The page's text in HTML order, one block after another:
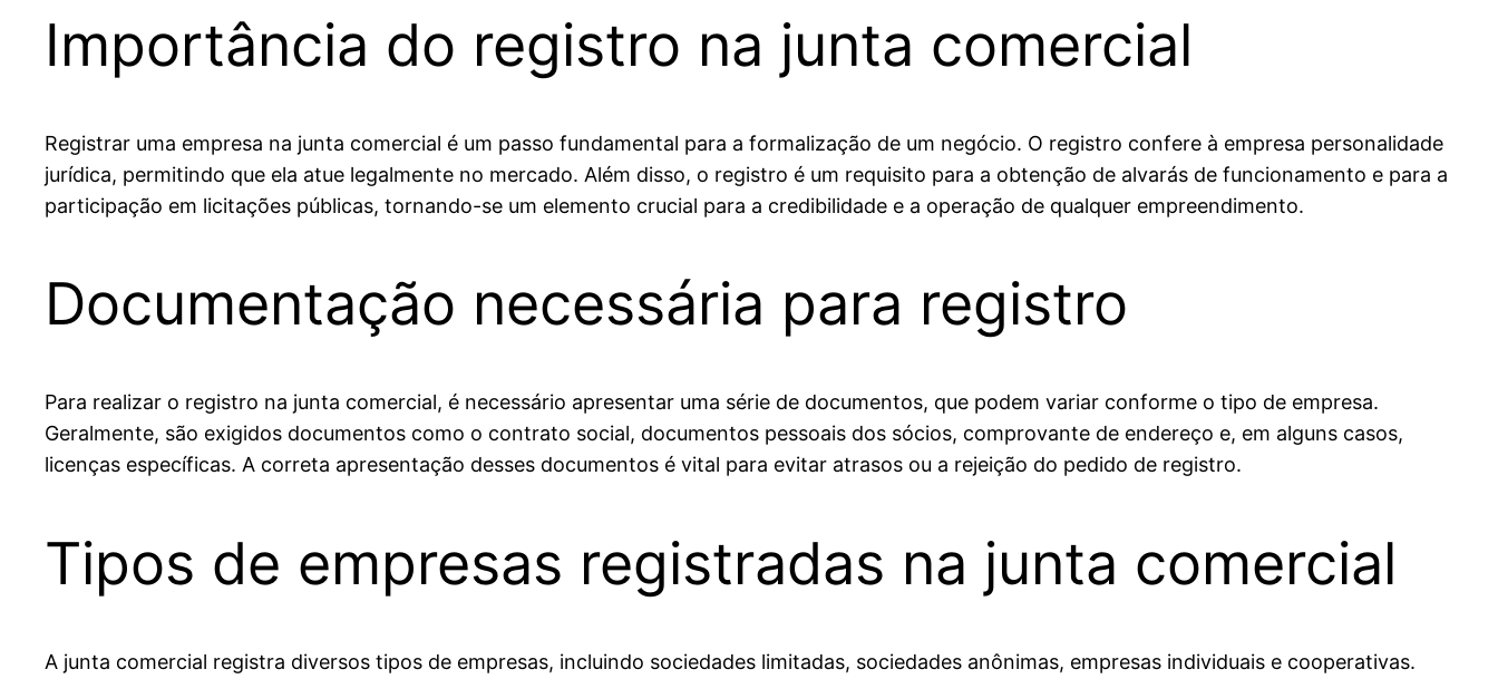
Importância do registro na junta comercial
Registrar uma empresa na junta comercial é um passo fundamental para a formalização de um negócio. O registro confere à empresa personalidade
jurídica, permitindo que ela atue legalmente no mercado. Além disso, o registro é um requisito para a obtenção de alvarás de funcionamento e para a
participação em licitações públicas, tornando-se um elemento crucial para a credibilidade e a operação de qualquer empreendimento.
Documentação necessária para registro
Para realizar o registro na junta comercial, é necessário apresentar uma série de documentos, que podem variar conforme o tipo de empresa.
Geralmente, são exigidos documentos como o contrato social, documentos pessoais dos sócios, comprovante de endereço e, em alguns casos,
licenças específicas. A correta apresentação desses documentos é vital para evitar atrasos ou a rejeição do pedido de registro.
Tipos de empresas registradas na junta comercial
A junta comercial registra diversos tipos de empresas, incluindo sociedades limitadas, sociedades anônimas, empresas individuais e cooperativas.